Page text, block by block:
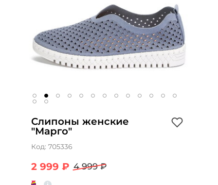
Слипоны женские
"Марго"
Код: 705336
2 999 ₽ 4 999 ₽